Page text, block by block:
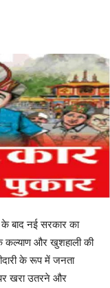
के बाद नई सरकार का
कल्याण और खुशहाली की
के रूप में जनता
खरा उतरने और